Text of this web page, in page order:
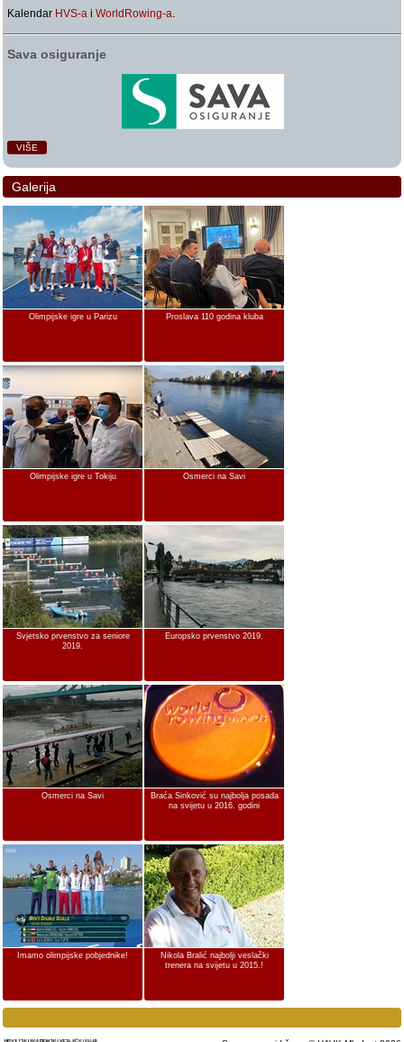
Kalendar HVS-a iWorldRowing-a.
Sava osiguranje
VIŠE
Galerija
Olimpijske igre u Parizu Proslava 110 godina kluba
Olimpijske igre u Tokiju Osmerci na Savi
Svjetsko prvenstvo za seniore
2019.
Europsko prvenstvo 2019.
Osmerci na Savi
Braća Sinković su najbolja posada
na svijetu u 2016. godini
Imamo olimpijske pobjednike!
Nikola Bralić najbolji veslački
trenera na svijetu u 2015.!